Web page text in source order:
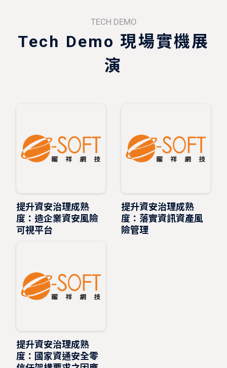
TECH DEMO
Tech Demo 現場實機展
演
提升資安治理成熟
度：造企業資安風險
可視平台
提升資安治理成熟
度：落實資訊資產風
險管理
提升資安治理成熟
度：國家資通安全零